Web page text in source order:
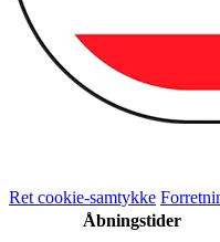
Ret cookie-samtykke
Åbningstider